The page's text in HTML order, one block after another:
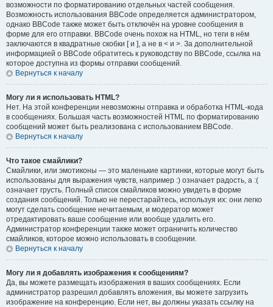
возможности по форматированию отдельных частей сообщения.
Возможность использования BBCode определяется администратором,
однако BBCode также может быть отключён на уровне сообщения в
форме для его отправки. BBCode очень похож на HTML, но теги в нём
заключаются в квадратные скобки [ и ], а не в < и >. За дополнительной
информацией о BBCode обратитесь к руководству по BBCode, ссылка на
которое доступна из формы отправки сообщений.
Вернуться к началу
Могу ли я использовать HTML?
Нет. На этой конференции невозможны отправка и обработка HTML-кода
в сообщениях. Большая часть возможностей HTML по форматированию
сообщений может быть реализована с использованием BBCode.
Вернуться к началу
Что такое смайлики?
Смайлики, или эмотиконы — это маленькие картинки, которые могут быть
использованы для выражения чувств, например :) означает радость, а :(
означает грусть. Полный список смайликов можно увидеть в форме
создания сообщений. Только не перестарайтесь, используя их: они легко
могут сделать сообщение нечитаемым, и модератор может
отредактировать ваше сообщение или вообще удалить его.
Администратор конференции также может ограничить количество
смайликов, которое можно использовать в сообщении.
Вернуться к началу
Могу ли я добавлять изображения к сообщениям?
Да, вы можете размещать изображения в ваших сообщениях. Если
администратор разрешил добавлять вложения, вы можете загрузить
изображение на конференцию. Если нет, вы должны указать ссылку на